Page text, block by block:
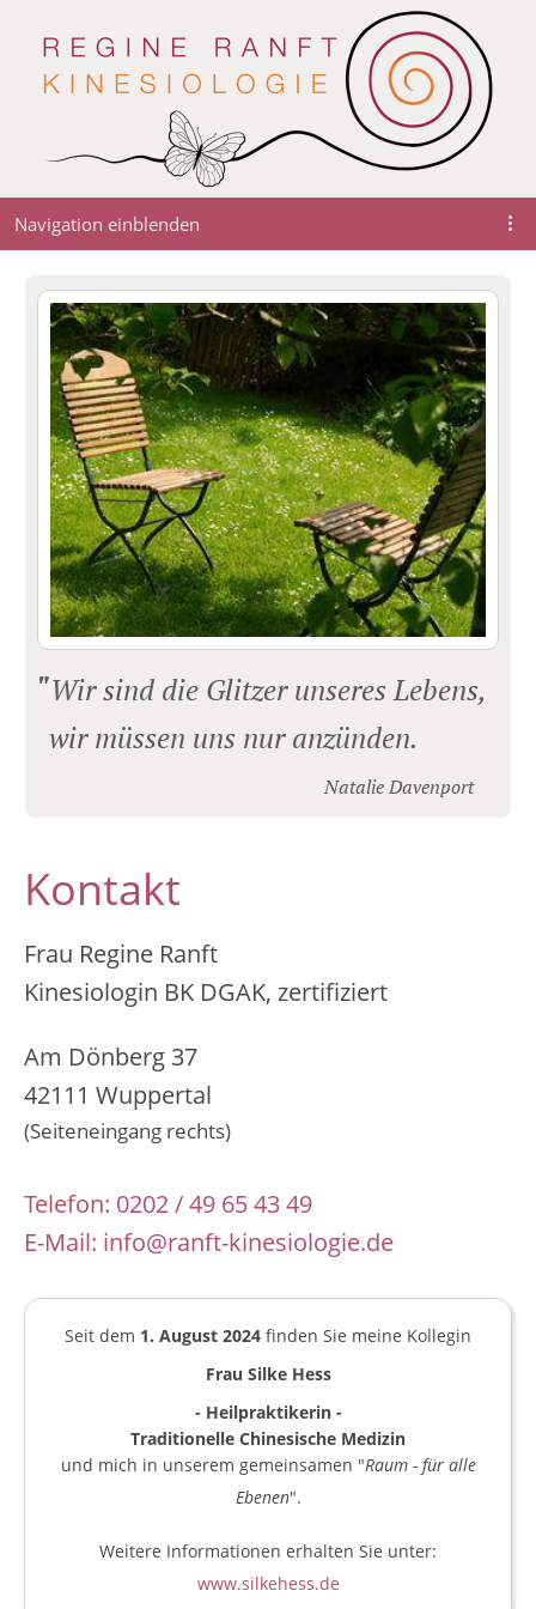
Navigation einblenden
"Wir sind die Glitzer unseres Lebens,
wir müssen uns nur anzünden.
Natalie Davenport
Kontakt
Frau Regine Ranft
Kinesiologin BK DGAK, zertifiziert
Am Dönberg 37
42111 Wuppertal
(Seiteneingang rechts)
Telefon: 0202 / 49 65 43 49
E-Mail: info@ranft-kinesiologie.de
Seit dem 1. August 2024 finden Sie meine Kollegin
Frau Silke Hess
- Heilpraktikerin -
Traditionelle Chinesische Medizin
und mich in unserem gemeinsamen "Raum - für alle
Ebenen".
Weitere Informationen erhalten Sie unter:
www.silkehess.de